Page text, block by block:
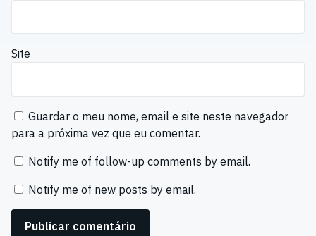
Site
Guardar o meu nome, email e site neste navegador
para a próxima vez que eu comentar.
Notify me of follow-up comments by email.
Notify me of new posts by email.